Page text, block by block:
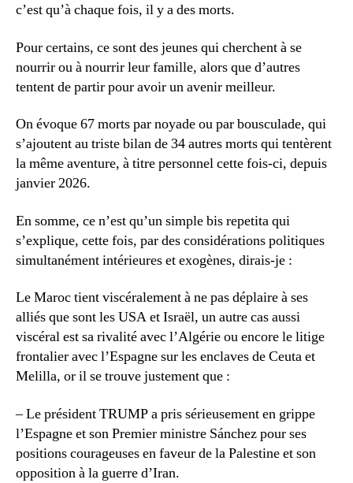
c’est qu’à chaque fois, il y a des morts.
Pour certains, ce sont des jeunes qui cherchent à se
nourrir ou à nourrir leur famille, alors que d’autres
tentent de partir pour avoir un avenir meilleur.
On évoque 67 morts par noyade ou par bousculade, qui
s’ajoutent au triste bilan de 34 autres morts qui tentèrent
la même aventure, à titre personnel cette fois-ci, depuis
janvier 2026.
En somme, ce n’est qu’un simple bis repetita qui
s’explique, cette fois, par des considérations politiques
simultanément intérieures et exogènes, dirais-je :
Le Maroc tient viscéralement à ne pas déplaire à ses
alliés que sont les USA et Israël, un autre cas aussi
viscéral est sa rivalité avec l’Algérie ou encore le litige
frontalier avec l’Espagne sur les enclaves de Ceuta et
Melilla, or il se trouve justement que :
– Le président TRUMP a pris sérieusement en grippe
l’Espagne et son Premier ministre Sánchez pour ses
positions courageuses en faveur de la Palestine et son
opposition à la guerre d’Iran.